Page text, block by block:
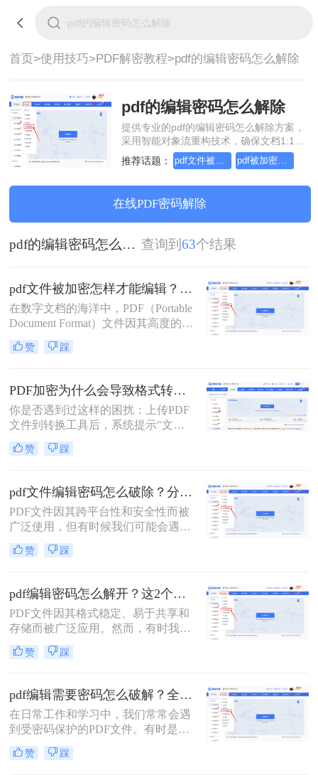
首页>使用技巧>PDF解密教程>pdf的编辑密码怎么解除
pdf的编辑密码怎么解除
提供专业的pdf的编辑密码怎么解除方案，
采用智能对象流重构技术，确保文档1:1高
保真还原且排版不乱码。支持一键批量处
理，全链路 SSL 加密保障隐私安全。助您
装，高效办公。
推荐话题： pdf文件被加密,怎样才能编辑 pdf被加密无法编辑怎么解除
在线PDF密码解除
pdf的编辑密码怎么解除 查询到 63个结果
pdf文件被加密怎样才能编辑？这几种操作方法十分简单!！
在数字文档的海洋中，PDF（Portable
Document Format）文件因其高度的可
移植性和良好的排版保持性而备受青
睐。然而，当这些PDF文件被加密以
挑战。本文将深入探讨pdf文件被加密
怎样才能编辑，为您提供实用的解决
方案。
赞 踩
PDF加密为什么会导致格式转换失败？3分钟看懂原因与解决方案！
你是否遇到过这样的困扰：上传PDF
文件到转换工具后，系统提示"文件
加密，无法转换"？90%的PDF格式转
换失败都源于加密问题！那么PDF加
文将深度解析PDF加密与格式转换的
关系，提供安全、合法、零风险的解
决方案，助你轻松解决这一痛点。内
容基于Adobe官方文档，拒绝第三方
风险工具，让你的PDF转换效率提升
300%！
赞 踩
pdf文件编辑密码怎么破除？分享两种方法详解！
PDF文件因其跨平台性和安全性而被
广泛使用，但有时候我们可能会遇到
设置了编辑密码的PDF文件，这限制
了我们对文件的编辑和修改。那么pdf
绍两种破除PDF文件编辑密码的方
法。
赞 踩
pdf编辑密码怎么解开？这2个方法帮你实现！
PDF文件因其格式稳定、易于共享和
存储而被广泛应用。然而，有时我们
会遇到需要编辑或修改受密码保护的
PDF文件的情况。那么pdf编辑密码怎
编辑密码的方法。
赞 踩
pdf编辑需要密码怎么破解？全面指南与高效方法详解！
在日常工作和学习中，我们常常会遇
到受密码保护的PDF文件。有时是因
为时间久远忘记了密码，有时是接收
了来自同事或客户的加密文件却未能
赞 踩